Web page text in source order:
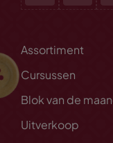
Assortiment
Cursussen
Blok van de
Uitverkoop